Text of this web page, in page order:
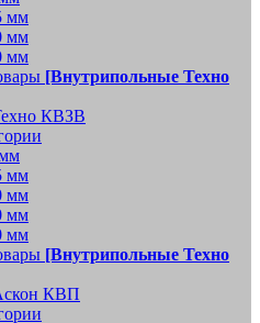
мм
мм
мм
[Внутрипольные Техно
КВЗВ
мм
мм
мм
мм
[Внутрипольные Техно
КВП